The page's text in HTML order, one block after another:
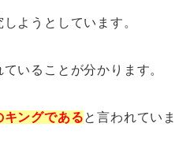
ようとしています。
いることが分かります。
ングであると言われていま